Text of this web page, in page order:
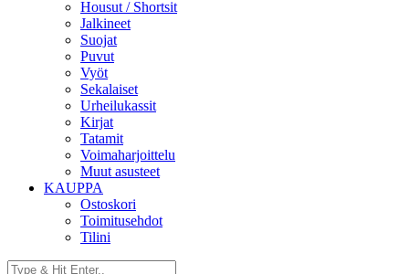
Housut / Shortsit
Jalkineet
Suojat
Puvut
Vyöt
Sekalaiset
Urheilukassit
Kirjat
Tatamit
Voimaharjoittelu
Muut asusteet
KAUPPA
Ostoskori
Toimitusehdot
Tilini